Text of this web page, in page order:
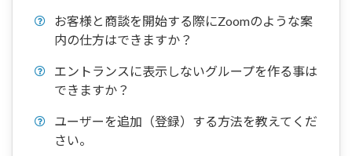
お客様と商談を開始する際にZoomのような案
内の仕方はできますか？
エントランスに表示しないグループを作る事は
できますか？
ユーザーを追加（登録）する方法を教えてくだ
さい。